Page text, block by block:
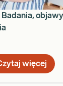
więcej